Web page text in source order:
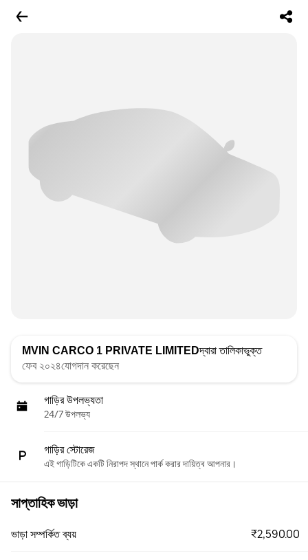
MVIN CARCO 1 PRIVATE LIMITEDদ্বারা তালিকাভুক্ত
ফেব ২০২৪যোগদান করেছেন
গাড়ির উপলভ্যতা
24/7 উপলভ্য
গাড়ির স্টোরেজ
এই গাড়িটিকে একটি নিরাপদ স্থানে পার্ক করার দায়িত্ব আপনার।
সাপ্তাহিক ভাড়া
ভাড়া সম্পর্কিত ব্যয় ₹2,590.00